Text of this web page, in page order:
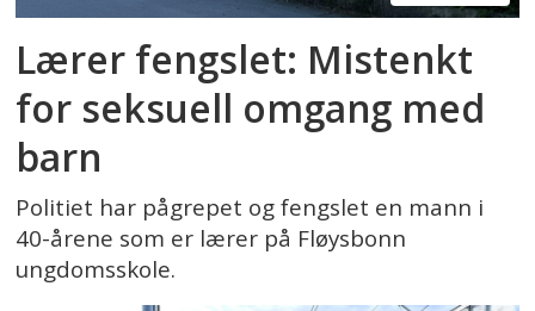
Lærer fengslet: Mistenkt
for seksuell omgang med
barn
Politiet har pågrepet og fengslet en mann i
40-årene som er lærer på Fløysbonn
ungdomsskole.